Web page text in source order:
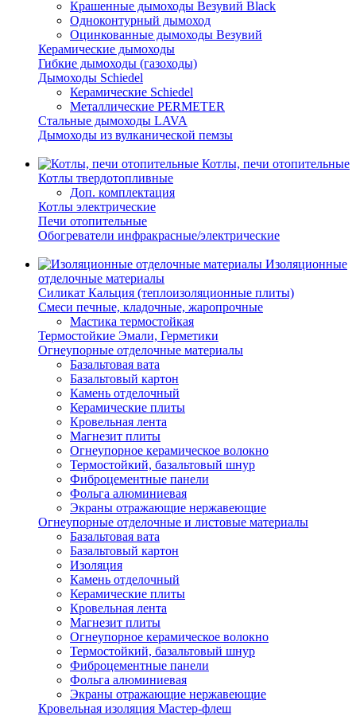
Крашенные дымоходы Везувий Black
Одноконтурный дымоход
Оцинкованные дымоходы Везувий
Керамические дымоходы
Гибкие дымоходы (газоходы)
Дымоходы Schiedel
Керамические Schiedel
Металлические PERMETER
Стальные дымоходы LAVA
Дымоходы из вулканической пемзы
Котлы, печи отопительные
Котлы твердотопливные
Доп. комплектация
Котлы электрические
Печи отопительные
Обогреватели инфракрасные/электрические
Изоляционные
отделочные материалы
Силикат Кальция (теплоизоляционные плиты)
Смеси печные, кладочные, жаропрочные
Мастика термостойкая
Термостойкие Эмали, Герметики
Огнеупорные отделочные материалы
Базальтовая вата
Базальтовый картон
Камень отделочный
Керамические плиты
Кровельная лента
Магнезит плиты
Огнеупорное керамическое волокно
Термостойкий, базальтовый шнур
Фиброцементные панели
Фольга алюминиевая
Экраны отражающие нержавеющие
Огнеупорные отделочные и листовые материалы
Базальтовая вата
Базальтовый картон
Изоляция
Камень отделочный
Керамические плиты
Кровельная лента
Магнезит плиты
Огнеупорное керамическое волокно
Термостойкий, базальтовый шнур
Фиброцементные панели
Фольга алюминиевая
Экраны отражающие нержавеющие
Кровельная изоляция Мастер-флеш